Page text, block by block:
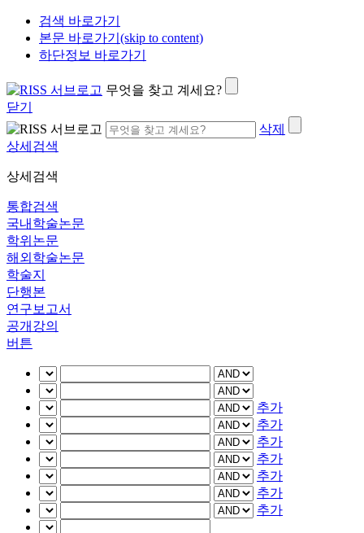
검색 바로가기
본문 바로가기(skip to content)
하단정보 바로가기
무엇을 찾고 계세요?
닫기
삭제
상세검색
상세검색
통합검색
국내학술논문
학위논문
해외학술논문
학술지
단행본
연구보고서
공개강의
버튼
추가
추가
추가
추가
추가
추가
추가